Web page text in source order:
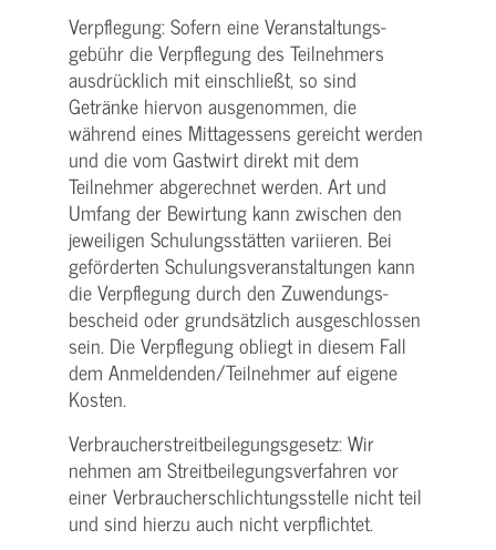
Verpflegung: Sofern eine Veranstaltungs­
gebühr die Verpflegung des Teilnehmers
ausdrücklich mit einschließt, so sind
Getränke hiervon ausgenommen, die
während eines Mittagessens gereicht werden
und die vom Gastwirt direkt mit dem
Teilnehmer abgerechnet werden. Art und
Umfang der Bewirtung kann zwischen den
jeweiligen Schulungsstätten variieren. Bei
geförderten Schulungs­veranstaltungen kann
die Verpflegung durch den Zuwendungs­
bescheid oder grundsätzlich ausgeschlossen
sein. Die Verpflegung obliegt in diesem Fall
dem Anmeldenden/­Teilnehmer auf eigene
Kosten.
Verbraucher­streitbeilegungs­gesetz: Wir
nehmen am Streit­beilegungs­verfahren vor
einer Verbraucher­schlichtungs­stelle nicht teil
und sind hierzu auch nicht verpflichtet.